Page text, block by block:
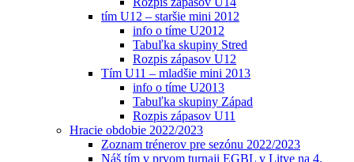
tím U12 – staršie mini 2012
info o tíme U2012
Tabuľka skupiny Stred
Rozpis zápasov U12
Tím U11 – mladšie mini 2013
info o tíme U2013
Tabuľka skupiny Západ
Rozpis zápasov U11
Hracie obdobie 2022/2023
Zoznam trénerov pre sezónu 2022/2023
Náš tím v prvom turnaji EGBL v Litve na 4.